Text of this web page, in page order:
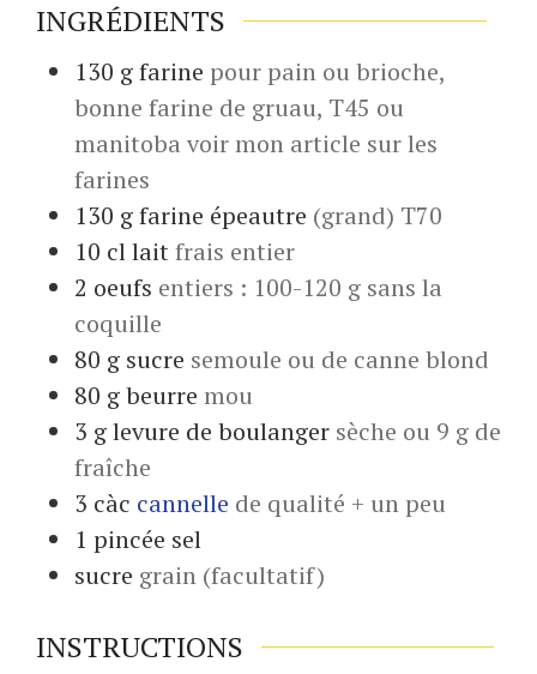
INGRÉDIENTS
130 gfarine pour pain ou brioche,
bonne farine de gruau, T45 ou
manitoba voir mon article sur les
farines
130 gfarine épeautre (grand) T70
10 cllaitfrais entier
2 oeufs entiers : 100-120 g sans la
coquille
80 g sucre semoule ou de canne blond
80 gbeurre mou
3 glevure de boulanger sèche ou 9 g de
fraîche
3 càc cannelle de qualité + un peu
1 pincée sel
sucre grain (facultatif)
INSTRUCTIONS